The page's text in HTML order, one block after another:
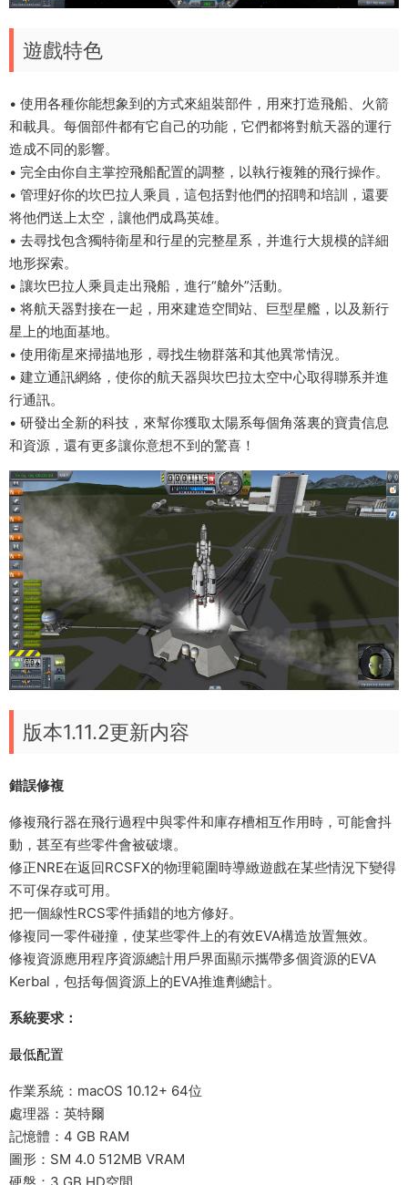
遊戲特色
• 使用各種你能想象到的方式來組裝部件，用來打造飛船、火箭
和載具。每個部件都有它自己的功能，它們都将對航天器的運行
造成不同的影響。
• 完全由你自主掌控飛船配置的調整，以執行複雜的飛行操作。
• 管理好你的坎巴拉人乘員，這包括對他們的招聘和培訓，還要
将他們送上太空，讓他們成爲英雄。
• 去尋找包含獨特衛星和行星的完整星系，并進行大規模的詳細
地形探索。
• 讓坎巴拉人乘員走出飛船，進行“艙外”活動。
• 将航天器對接在一起，用來建造空間站、巨型星艦，以及新行
星上的地面基地。
• 使用衛星來掃描地形，尋找生物群落和其他異常情況。
• 建立通訊網絡，使你的航天器與坎巴拉太空中心取得聯系并進
行通訊。
• 研發出全新的科技，來幫你獲取太陽系每個角落裏的寶貴信息
和資源，還有更多讓你意想不到的驚喜！
版本1.11.2更新内容
錯誤修複
修複飛行器在飛行過程中與零件和庫存槽相互作用時，可能會抖
動，甚至有些零件會被破壞。
修正NRE在返回RCSFX的物理範圍時導緻遊戲在某些情況下變得
不可保存或可用。
把一個線性RCS零件插錯的地方修好。
修複同一零件碰撞，使某些零件上的有效EVA構造放置無效。
修複資源應用程序資源總計用戶界面顯示攜帶多個資源的EVA
Kerbal，包括每個資源上的EVA推進劑總計。
系統要求：
最低配置
作業系統：macOS 10.12+ 64位
處理器：英特爾
記憶體：4 GB RAM
圖形：SM 4.0 512MB VRAM